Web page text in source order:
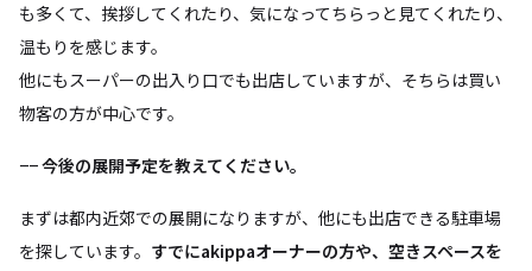
も多くて、挨拶してくれたり、気になってちらっと見てくれたり、
温もりを感じます。
他にもスーパーの出入り口でも出店していますが、そちらは買い
物客の方が中心です。
−−今後の展開予定を教えてください。
まずは都内近郊での展開になりますが、他にも出店できる駐車場
を探しています。 すでにakippaオーナーの方や、空きスペースを